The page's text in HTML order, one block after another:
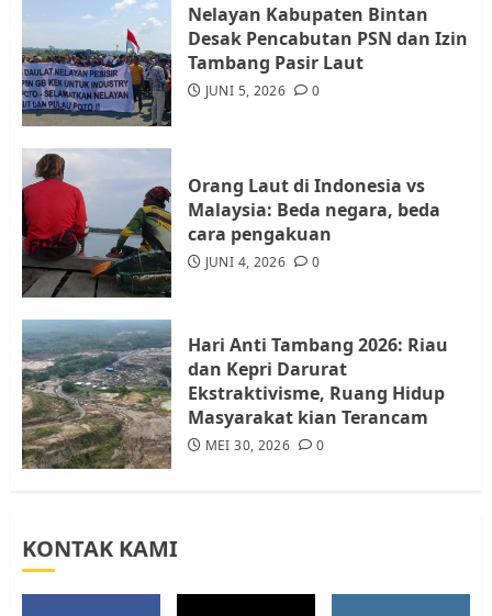
4
Warga Rempang Ajukan
Audiensi dengan Wali Kota
5
Tim Advokasi Desak BP Batam
Berhenti Merampas Tanah
Nelayan Kabupaten Bintan
Desak Pencabutan PSN dan Izin
Tambang Pasir Laut
JUNI 5, 2026 0
Orang Laut di Indonesia vs
Malaysia: Beda negara, beda
cara pengakuan
JUNI 4, 2026 0
Hari Anti Tambang 2026: Riau
dan Kepri Darurat
Ekstraktivisme, Ruang Hidup
Masyarakat kian Terancam
MEI 30, 2026 0
KONTAK KAMI